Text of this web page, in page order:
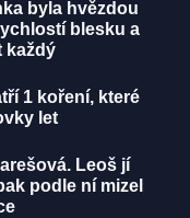
byla hvězdou
blesku a
každý
1 koření, které
let
Leoš jí
podle ní mizel